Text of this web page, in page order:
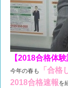
【2018合格体験
今年の春も 「合格
2018合格速報を